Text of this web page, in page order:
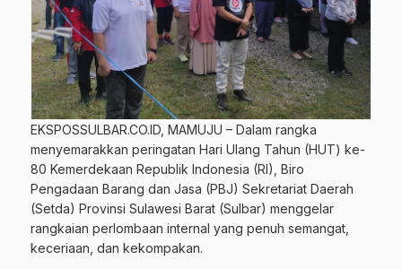
EKSPOSSULBAR.CO.ID, MAMUJU – Dalam rangka
menyemarakkan peringatan Hari Ulang Tahun (HUT) ke-
80 Kemerdekaan Republik Indonesia (RI), Biro
Pengadaan Barang dan Jasa (PBJ) Sekretariat Daerah
(Setda) Provinsi Sulawesi Barat (Sulbar) menggelar
rangkaian perlombaan internal yang penuh semangat,
keceriaan, dan kekompakan.